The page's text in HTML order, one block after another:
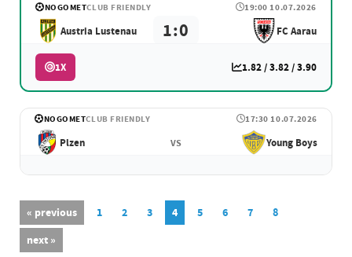
NOGOMETCLUB FRIENDLY 19:00 10.07.2026
Austria Lustenau 1:0 FC Aarau
1X 1.82 / 3.82 / 3.90
NOGOMETCLUB FRIENDLY 17:30 10.07.2026
Plzen VS Young Boys
« previous 1 2 3 4 5 6 7
8
next »